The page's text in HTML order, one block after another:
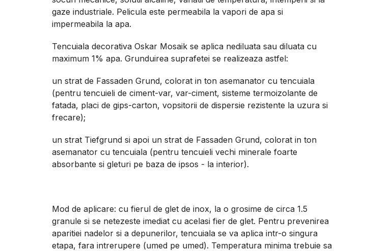
gaze industriale. Pelicula este permeabila la vapori de apa si
impermeabila la apa.
Tencuiala decorativa Oskar Mosaik se aplica nediluata sau diluata cu
maximum 1% apa. Grunduirea suprafetei se realizeaza astfel:
un strat de Fassaden Grund, colorat in ton asemanator cu tencuiala
(pentru tencuieli de ciment-var, var-ciment, sisteme termoizolante de
fatada, placi de gips-carton, vopsitorii de dispersie rezistente la uzura si
frecare);
un strat Tiefgrund si apoi un strat de Fassaden Grund, colorat in ton
asemanator cu tencuiala (pentru tencuieli vechi minerale foarte
absorbante si gleturi pe baza de ipsos - la interior).
Mod de aplicare: cu fierul de glet de inox, la o grosime de circa 1.5
granule si se netezeste imediat cu acelasi fier de glet. Pentru prevenirea
aparitiei nadelor si a depunerilor, tencuiala se va aplica intr-o singura
etapa, fara intrerupere (umed pe umed). Temperatura minima trebuie sa